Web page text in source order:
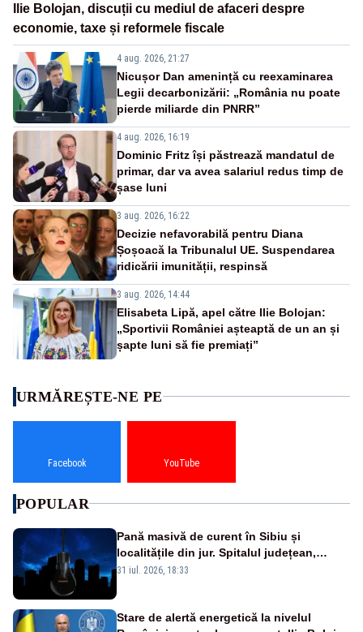
Ilie Bolojan, discuții cu mediul de afaceri despre
economie, taxe și reformele fiscale
4 aug. 2026, 21:27
Nicușor Dan amenință cu reexaminarea
Legii decarbonizării: „România nu poate
pierde miliarde din PNRR”
4 aug. 2026, 16:19
Dominic Fritz își păstrează mandatul de
primar, dar va avea salariul redus timp de
șase luni
3 aug. 2026, 16:22
Decizie nefavorabilă pentru Diana
Șoșoacă la Tribunalul UE. Suspendarea
ridicării imunității, respinsă
3 aug. 2026, 14:44
Elisabeta Lipă, apel către Ilie Bolojan:
„Sportivii României așteaptă de un an și
șapte luni să fie premiați”
URMĂREȘTE-NE PE
Facebook YouTube
POPULAR
Pană masivă de curent în Sibiu și
localitățile din jur. Spitalul județean,
semafoarele, rețelele de telefonie, grav
31 iul. 2026, 18:33
Stare de alertă energetică la nivelul